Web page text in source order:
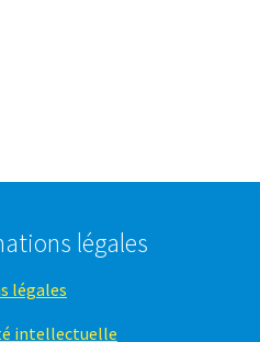
légales
légales
intellectuelle